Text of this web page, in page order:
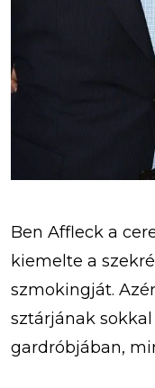
Ben Affleck a
kiemelte a
szmokingját.
sztárjának
gardróbjában,